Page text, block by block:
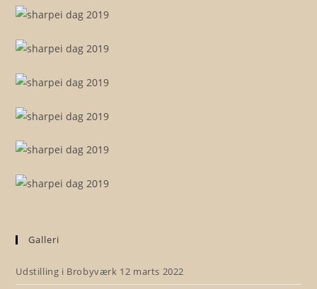
Galleri
Udstilling i Brobyværk 12 marts 2022